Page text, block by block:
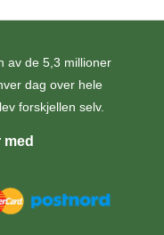
av de 5,3 millioner
dag over hele
forskjellen selv.